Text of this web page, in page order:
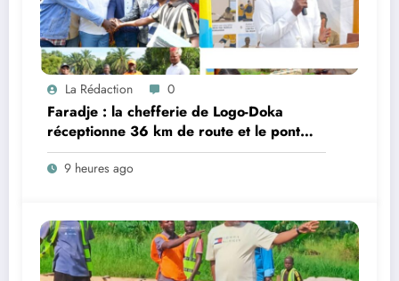
La Rédaction 0
Faradje : la chefferie de Logo-Doka
réceptionne 36 km de route et le pont
Do, réalisés dans le cadre du cahier des
charges avec Kibali Gold Mine
9 heures ago